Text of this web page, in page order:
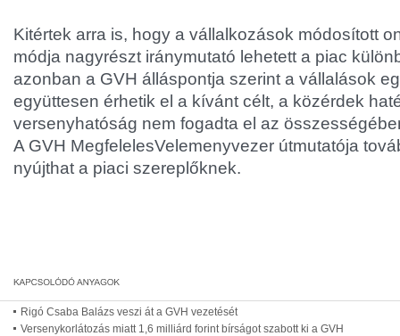
Kitértek arra is, hogy a vállalkozások módosított
módja nagyrészt iránymutató lehetett a piac
azonban a GVH álláspontja szerint a vállalások
együttesen érhetik el a kívánt célt, a közérdek
versenyhatóság nem fogadta el az
A GVH MegfelelesVelemenyvezer útmutatója
nyújthat a piaci szereplőknek.
Rigó Csaba Balázs veszi át a GVH vezetését
Versenykorlátozás miatt 1,6 milliárd forint bírságot szabott ki a GVH